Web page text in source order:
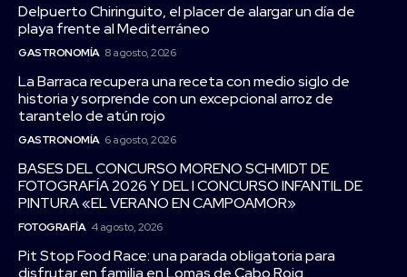
Delpuerto Chiringuito, el placer de alargar un día de
playa frente al Mediterráneo
GASTRONOMÍA 8 agosto, 2026
La Barraca recupera una receta con medio siglo de
historia y sorprende con un excepcional arroz de
tarantelo de atún rojo
GASTRONOMÍA 6 agosto, 2026
BASES DEL CONCURSO MORENO SCHMIDT DE
FOTOGRAFÍA 2026 Y DEL I CONCURSO INFANTIL DE
PINTURA «EL VERANO EN CAMPOAMOR»
FOTOGRAFÍA 4 agosto, 2026
Pit Stop Food Race: una parada obligatoria para
disfrutar en familia en Lomas de Cabo Roig